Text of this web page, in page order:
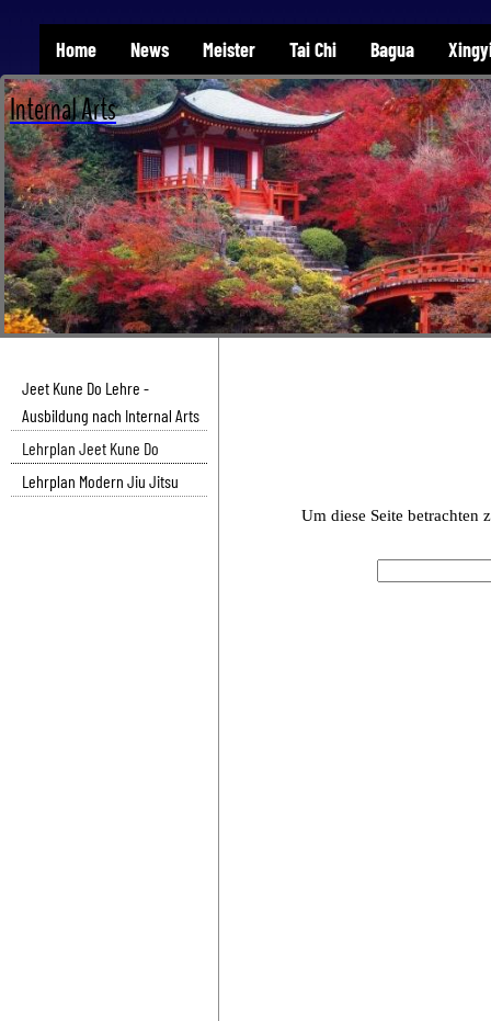
Home News Meister Tai Chi Bagua
Internal Arts
Jeet Kune Do Lehre -
Ausbildung nach Internal Arts
Lehrplan Jeet Kune Do
Lehrplan Modern Jiu Jitsu
Um diese Seite betrachten